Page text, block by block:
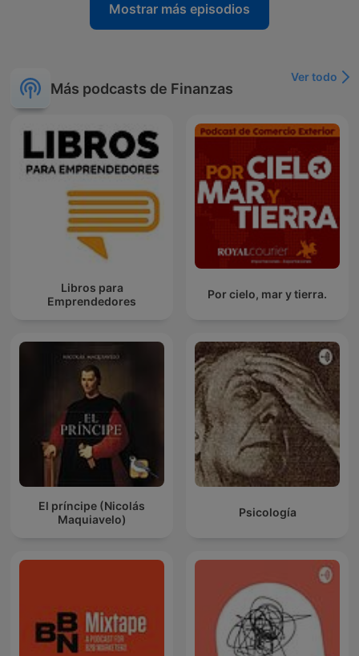
Mostrar más episodios
Más podcasts de Finanzas
Ver todo
Libros para
Emprendedores
Por cielo, mar y tierra.
El príncipe (Nicolás
Maquiavelo)
Psicología